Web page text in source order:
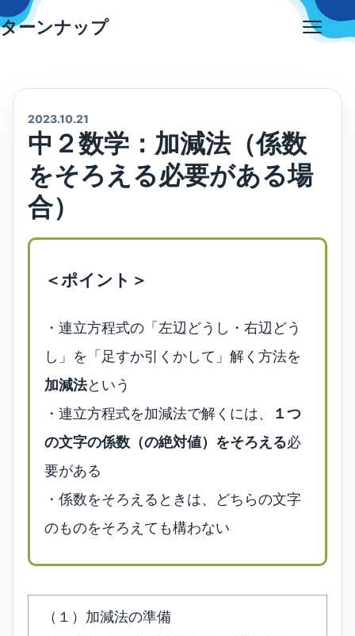
Skip
to
ターンナップ
2023.10.21
中２数学：加減法（係数
をそろえる必要がある場
合）
＜ポイント＞
・連立方程式の「左辺どうし・右辺どう
し」を「足すか引くかして」解く方法を
加減法という
・連立方程式を加減法で解くには、
１つ
の文字の係数（の絶対値）をそろえる必
要がある
・係数をそろえるときは、どちらの文字
のものをそろえても構わない
（１）加減法の準備